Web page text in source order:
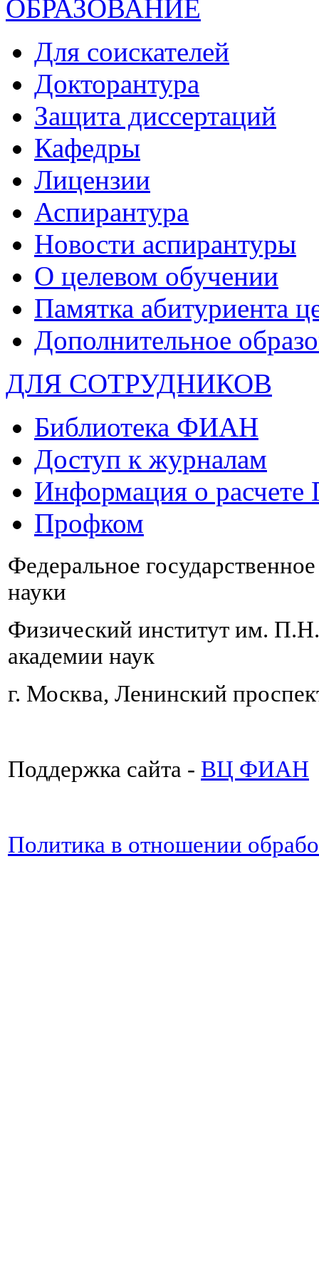
ОБРАЗОВАНИЕ
Для соискателей
Докторантура
Защита диссертаций
Кафедры
Лицензии
Аспирантура
Новости аспирантуры
О целевом обучении
Памятка абитуриента
Дополнительное
ДЛЯ СОТРУДНИКОВ
Библиотека ФИАН
Доступ к журналам
Информация о
Профком
Федеральное
науки
Физический институт им.
академии наук
г. Москва, Ленинский
Поддержка сайта - ВЦ ФИАН
Политика в отношении